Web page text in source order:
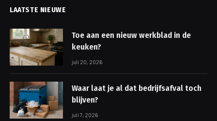
LAATSTE NIEUWE
Toe aan een nieuw werkblad in de
keuken?
juli 20, 2026
Waar laat je al dat bedrijfsafval toch
blijven?
juli 7, 2026